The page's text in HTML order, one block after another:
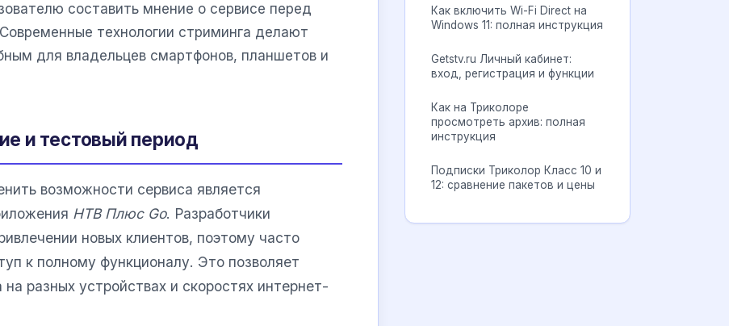
составить мнение о сервисе перед
технологии стриминга делают
для владельцев смартфонов, планшетов и
и тестовый период
возможности сервиса является
НТВ Плюс Go. Разработчики
новых клиентов, поэтому часто
к полному функционалу. Это позволяет
разных устройствах и скоростях интернет-
Как включить Wi-Fi Direct на
Windows 11: полная инструкция
Getstv.ru Личный кабинет:
вход, регистрация и функции
Как на Триколоре
просмотреть архив: полная
инструкция
Подписки Триколор Класс 10 и
12: сравнение пакетов и цены